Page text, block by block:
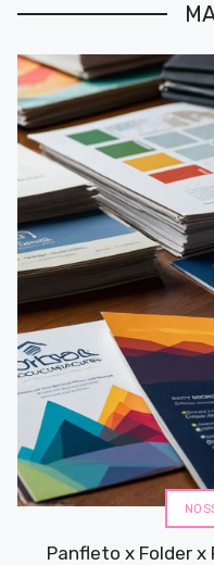
Panfleto x Folder x